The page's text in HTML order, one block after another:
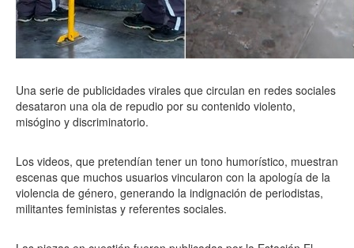
Una serie de publicidades virales que circulan en redes sociales
desataron una ola de repudio por su contenido violento,
misógino y discriminatorio.
Los videos, que pretendían tener un tono humorístico, muestran
escenas que muchos usuarios vincularon con la apología de la
violencia de género, generando la indignación de periodistas,
militantes feministas y referentes sociales.